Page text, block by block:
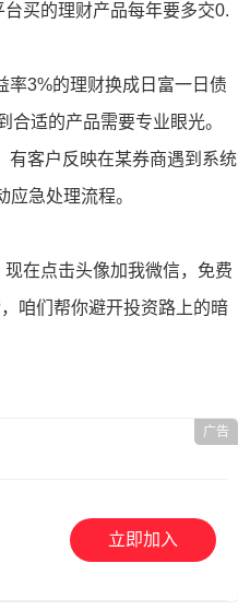
买的理财产品每年要多交0.
率3%的理财换成日富一日债
适的产品需要专业眼光。
有客户反映在某券商遇到系统
急处理流程。
在点击头像加我微信，免费
咱们帮你避开投资路上的暗
立即加入
广告